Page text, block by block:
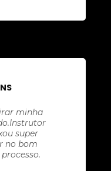
minha
super
no bom